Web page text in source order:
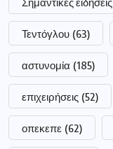
Τεντόγλου (63)
αστυνομία (185)
επιχειρήσεις (52)
οπεκεπε (62)